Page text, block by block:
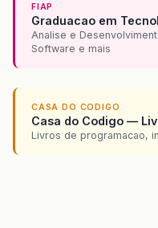
FIAP
Graduacao em
Analise e
Software e mais
CASA DO CODIGO
Casa do Codigo —
Livros de programacao,